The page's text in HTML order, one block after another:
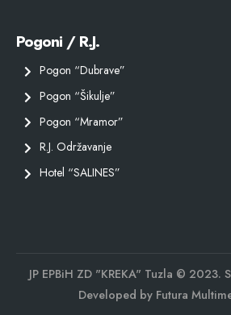
Pogoni / R.J.
Pogon “Dubrave”
Pogon “Šikulje”
Pogon “Mramor”
R.J. Održavanje
Hotel “SALINES”
JP EPBiH ZD "KREKA" Tuzla © 2023.
Developed by Futura